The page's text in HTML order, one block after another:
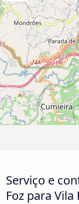
Serviço e
Foz para Vila